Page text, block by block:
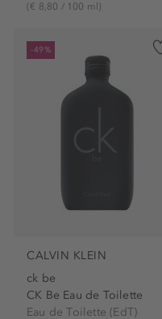
(€ 8,80 / 100 ml)
-49%
CALVIN KLEIN
ck be
CK Be Eau de Toilette
Eau de Toilette (EdT)